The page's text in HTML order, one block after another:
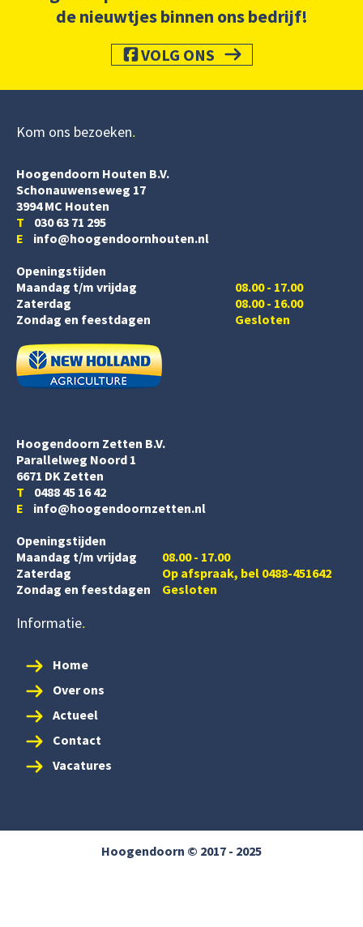
de nieuwtjes binnen ons bedrijf!
VOLG ONS
Kom ons bezoeken
Hoogendoorn Houten B.V.
Schonauwenseweg 17
3994 MC Houten
T 030 63 71 295
E info@hoogendoornhouten.nl
Openingstijden
Maandag t/m vrijdag
Zaterdag
08.00 - 17.00
08.00 - 16.00
Zondag en feestdagen
Gesloten
Hoogendoorn Zetten B.V.
Parallelweg Noord 1
6671 DK Zetten
T 0488 45 16 42
E info@hoogendoornzetten.nl
Openingstijden
Maandag t/m vrijdag
08.00 - 17.00
Zaterdag
Op afspraak, bel 0488-451642
Zondag en feestdagen
Gesloten
Informatie
Home
Over ons
Actueel
Contact
Vacatures
Hoogendoorn © 2017 - 2025